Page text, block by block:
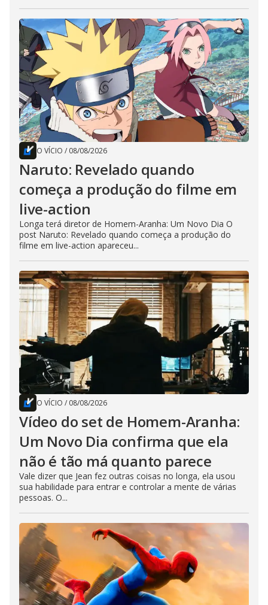
O VÍCIO / 08/08/2026
Naruto: Revelado quando
começa a produção do filme em
live-action
Longa terá diretor de Homem-Aranha: Um Novo Dia O
post Naruto: Revelado quando começa a produção do
filme em live-action apareceu...
O VÍCIO / 08/08/2026
Vídeo do set de Homem-Aranha:
Um Novo Dia confirma que ela
não é tão má quanto parece
Vale dizer que Jean fez outras coisas no longa, ela usou
sua habilidade para entrar e controlar a mente de várias
pessoas. O...